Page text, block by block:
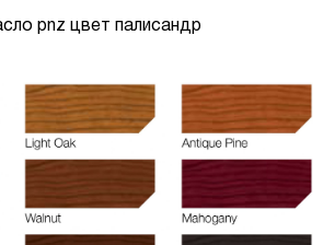
pnz цвет палисандр